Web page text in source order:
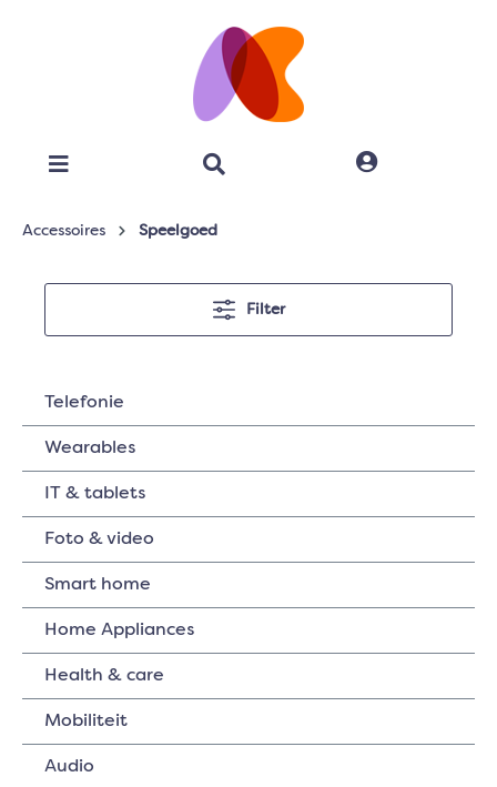
Accessoires Speelgoed
Filter
Telefonie
Wearables
IT & tablets
Foto & video
Smart home
Home Appliances
Health & care
Mobiliteit
Audio